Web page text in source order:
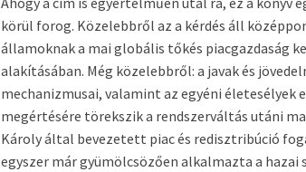
körül forog. Közelebbről az a kérdés áll
államoknak a mai globális tőkés piacgazdaság
alakításában. Még közelebbről: a javak és
mechanizmusai, valamint az egyéni
megértésére törekszik a rendszerváltás utáni
Károly által bevezetett piac és redisztribúció
egyszer már gyümölcsözően alkalmazta a